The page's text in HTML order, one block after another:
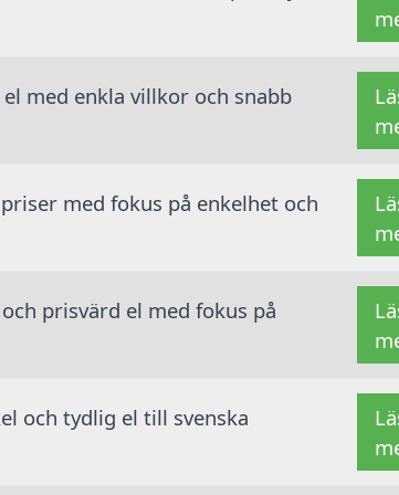
med enkla villkor och snabb
med fokus på enkelhet och
prisvärd el med fokus på
och tydlig el till svenska